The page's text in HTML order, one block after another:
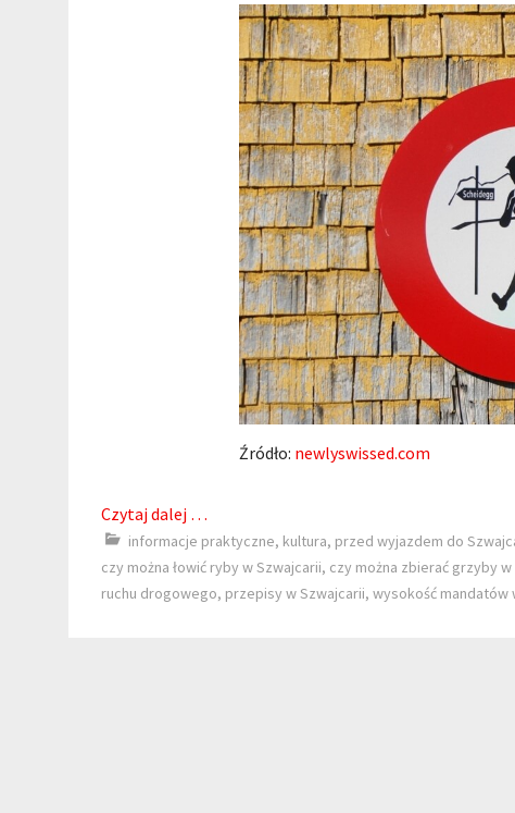
Źródło: newlyswissed.com
Czytaj dalej …
informacje praktyczne, kultura, przed wyjazdem do
czy można łowić ryby w Szwajcarii, czy można zbierać grzyby
ruchu drogowego, przepisy w Szwajcarii, wysokość mandatów